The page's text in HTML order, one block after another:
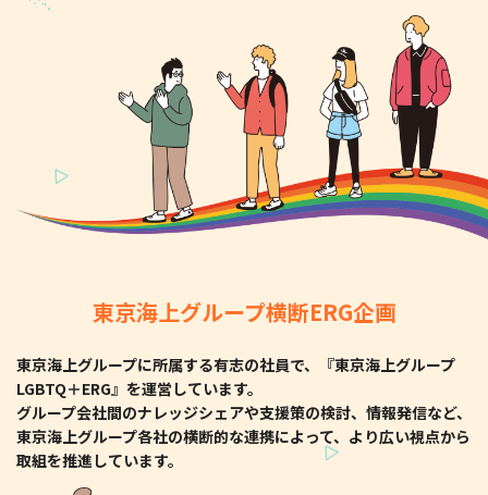
東京海上グループ横断ERG企画
東京海上グループに所属する有志の社員で、『東京海上グループ
LGBTQ＋ERG』を運営しています。
グループ会社間のナレッジシェアや支援策の検討、情報発信など、
東京海上グループ各社の横断的な連携によって、より広い視点から
取組を推進しています。